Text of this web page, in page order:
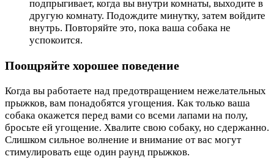
подпрыгивает, когда вы внутри комнаты, выходите в
другую комнату. Подождите минутку, затем войдите
внутрь. Повторяйте это, пока ваша собака не
успокоится.
Поощряйте хорошее поведение
Когда вы работаете над предотвращением нежелательных
прыжков, вам понадобятся угощения. Как только ваша
собака окажется перед вами со всеми лапами на полу,
бросьте ей угощение. Хвалите свою собаку, но сдержанно.
Слишком сильное волнение и внимание от вас могут
стимулировать еще один раунд прыжков.